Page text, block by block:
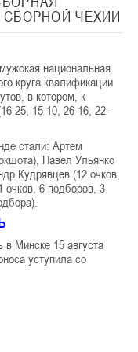
ЧЕХИИ
национальная
круга квалификации
в котором, к
25, 15-10, 26-16, 22-
стали: Артем
Павел Ульянко
Кудрявцев (12 очков,
очков, 6 подборов, 3
Минске 15 августа
уступила со